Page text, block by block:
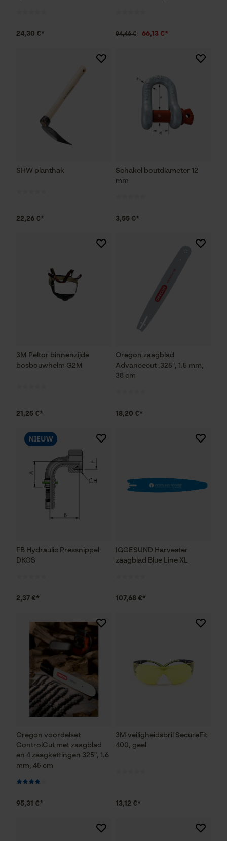
24,30 €* 94,46 € 66,13 €*
SHW planthak
22,26 €*
Schakel boutdiameter 12
mm
3,55 €*
3M Peltor binnenzijde
bosbouwhelm G2M
21,25 €*
Oregon zaagblad
Advancecut .325", 1.5 mm,
38 cm
18,20 €*
FB Hydraulic Pressnippel
DKOS
NIEUW
2,37 €*
IGGESUND Harvester
zaagblad Blue Line XL
107,68 €*
Oregon voordelset
ControlCut met zaagblad
en 4 zaagkettingen 325", 1.6
mm, 45 cm
95,31 €*
3M veiligheidsbril SecureFit
400, geel
13,12 €*